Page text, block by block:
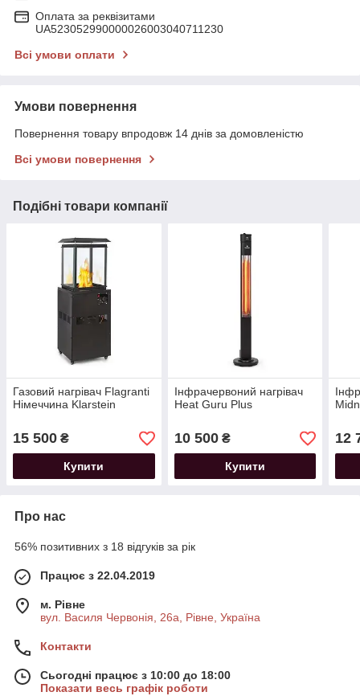
Оплата за реквізитами
UA523052990000026003040711230
Всі умови оплати
Умови повернення
Повернення товару впродовж 14 днів за домовленістю
Всі умови повернення
Подібні товари компанії
Газовий нагрівач Flagranti
Німеччина Klarstein
15 500 ₴
Купити
Інфрачервоний нагрівач
Heat Guru Plus
10 500₴
Купити
12
Про нас
56% позитивних з 18 відгуків за рік
Працює з 22.04.2019
м. Рівне
вул. Василя Червонія, 26а, Рівне, Україна
Контакти
Сьогодні працює з 10:00 до 18:00
Показати весь графік роботи